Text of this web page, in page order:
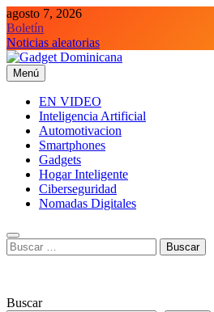
Saltar
al
contenido
agosto 7, 2026
Boletín
Noticias aleatorias
Gadget Dominicana
Gadgets, Autos y Tecnología de consumo
Menú
EN VIDEO
Inteligencia Artificial
Automotivacion
Smartphones
Gadgets
Hogar Inteligente
Ciberseguridad
Nomadas Digitales
Buscar:
Buscar